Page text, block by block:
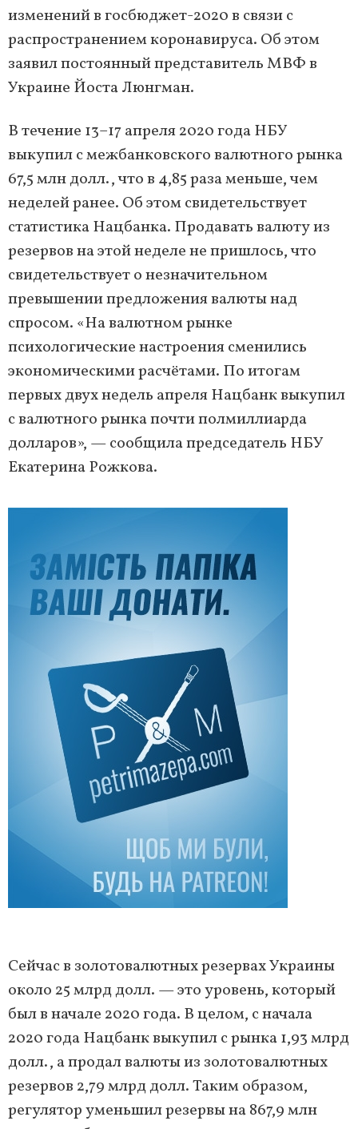
изменений в госбюджет-2020 в связи с
распространением коронавируса. Об этом
заявил постоянный представитель МВФ в
Украине Йоста Люнгман.
В течение 13–17 апреля 2020 года НБУ
выкупил с межбанковского валютного рынка
67,5 млн долл., что в 4,85 раза меньше, чем
неделей ранее. Об этом свидетельствует
статистика Нацбанка. Продавать валюту из
резервов на этой неделе не пришлось, что
свидетельствует о незначительном
превышении предложения валюты над
спросом. «На валютном рынке
психологические настроения сменились
экономическими расчётами. По итогам
первых двух недель апреля Нацбанк выкупил
с валютного рынка почти полмиллиарда
долларов», — сообщила председатель НБУ
Екатерина Рожкова.
Сейчас в золотовалютных резервах Украины
около 25 млрд долл. — это уровень, который
был в начале 2020 года. В целом, с начала
2020 года Нацбанк выкупил с рынка 1,93 млрд
долл., а продал валюты из золотовалютных
резервов 2,79 млрд долл. Таким образом,
регулятор уменьшил резервы на 867,9 млн